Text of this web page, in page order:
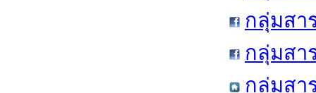
กลุ่มสา
กลุ่มสา
กลุ่มสา